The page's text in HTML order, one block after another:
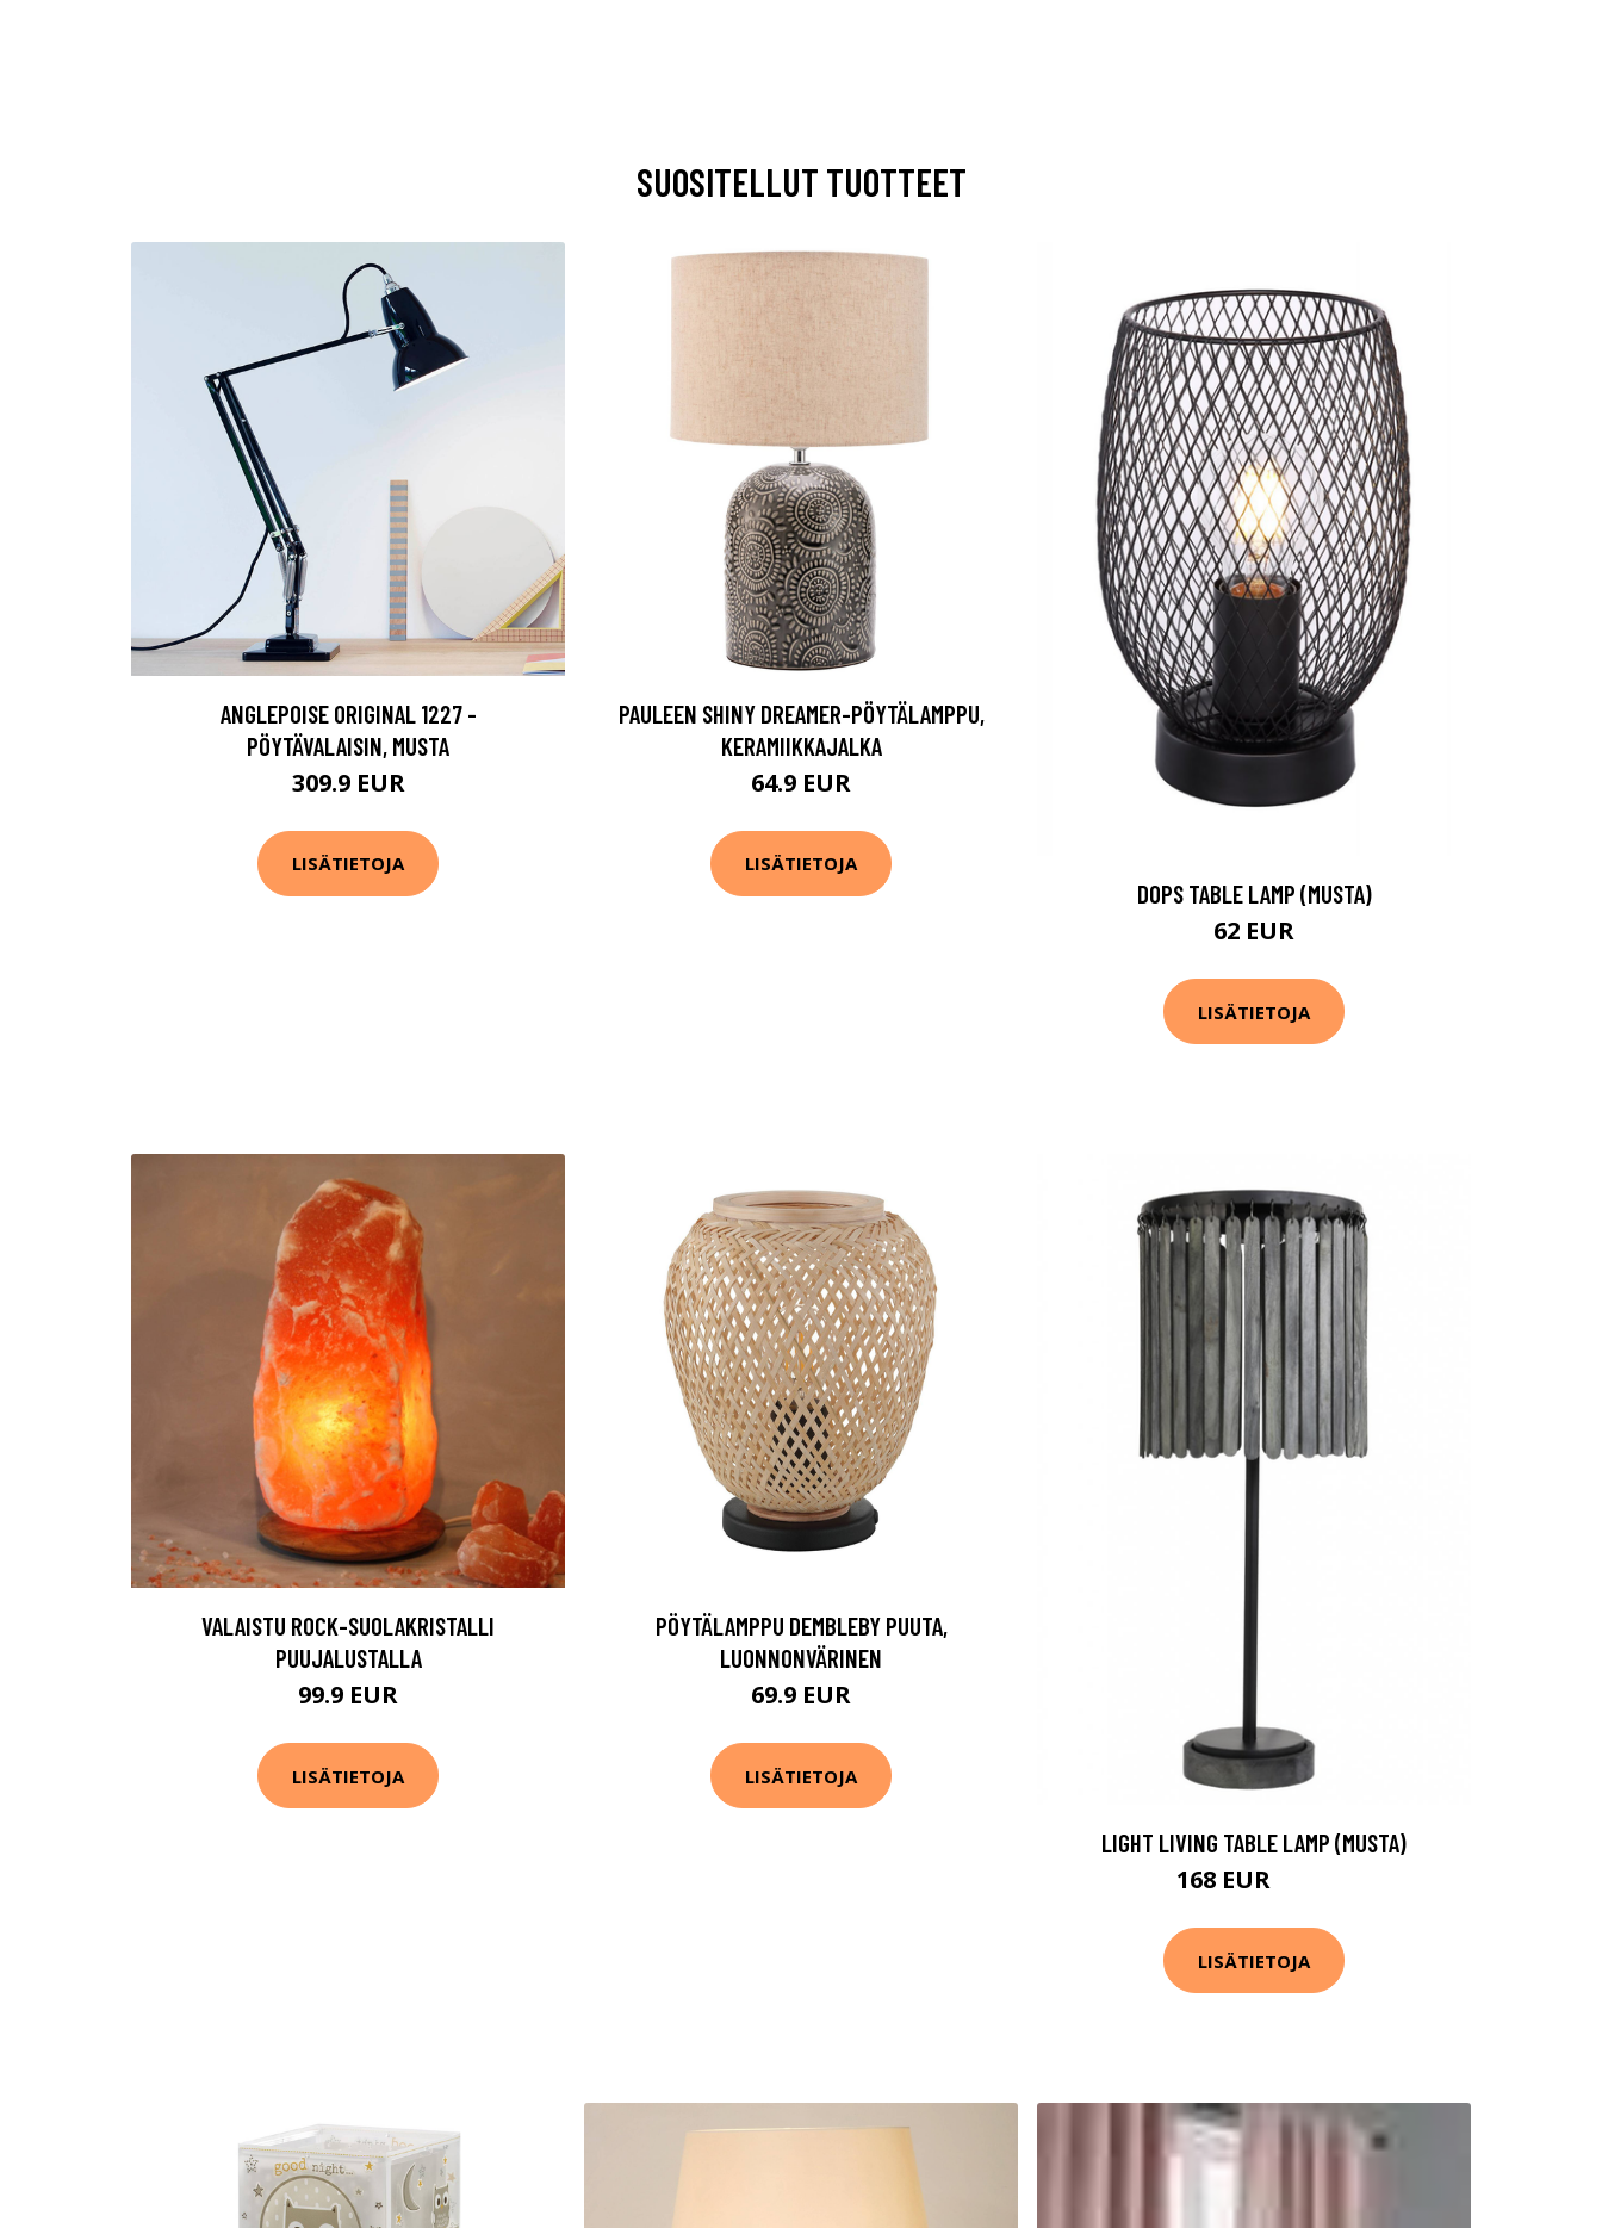
SUOSITELLUT TUOTTEET
ANGLEPOISE ORIGINAL 1227 -
PÖYTÄVALAISIN, MUSTA
309.9 EUR
LISÄTIETOJA
PAULEEN SHINY DREAMER-PÖYTÄLAMPPU,
KERAMIIKKAJALKA
64.9 EUR
LISÄTIETOJA
DOPS TABLE LAMP (MUSTA)
62 EUR
LISÄTIETOJA
VALAISTU ROCK-SUOLAKRISTALLI
PUUJALUSTALLA
99.9 EUR
LISÄTIETOJA
PÖYTÄLAMPPU DEMBLEBY PUUTA,
LUONNONVÄRINEN
69.9 EUR
LISÄTIETOJA
LIGHT LIVING TABLE LAMP (MUSTA)
168 EUR
LISÄTIETOJA